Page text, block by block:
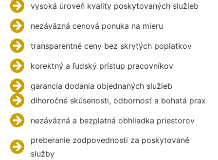
vysoká úroveň kvality poskytovaných služieb
nezáväzná cenová ponuka na mieru
transparentné ceny bez skrytých poplatkov
korektný a ľudský prístup pracovníkov
garancia dodania objednaných služieb
dlhoročné skúsenosti, odbornosť a bohatá prax
nezáväzná a bezplatná obhliadka priestorov
preberanie zodpovednosti za poskytované
služby